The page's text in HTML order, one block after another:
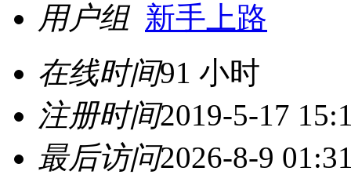
用户组 新手上路
在线时间91 小时
注册时间2019-5-17
最后访问2026-8-9